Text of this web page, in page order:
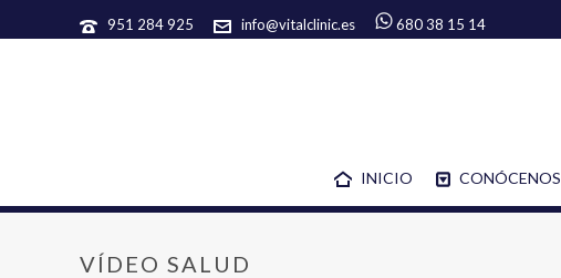
951 284 925 info@vitalclinic.es 680 38 15 14
INICIO CONÓCENOS
VÍDEO SALUD